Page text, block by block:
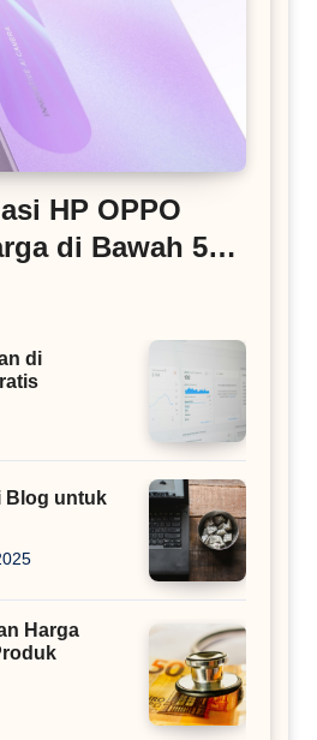
HP OPPO
di Bawah 5
di
Blog untuk
Harga